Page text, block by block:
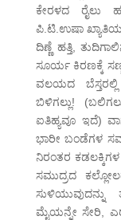
ಕೇರಳದ ರೈಲು
ಪಿ.ಟಿ.ಉಷಾ ಖ್ಯಾತಿಯ
ದಿಣ್ಣೆ ಹತ್ತಿ,
ಸೂರ್ಯ ಕಿರಣಕ್ಕೆ
ವಲಯದ
ಬಿಳಿಗಲ್ಲು!
ಐತಿಹ್ಯವೂ ಇದೆ)
ಭಾರೀ ಬಂಡೆಗಳ
ನಿರಂತರ
ಸಮುದ್ರದ
ಮೈಯನ್ನೇ ಸೇರಿ,